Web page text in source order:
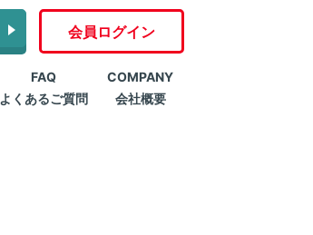
会員ログイン
FAQ
よくあるご質問
COMPANY
会社概要